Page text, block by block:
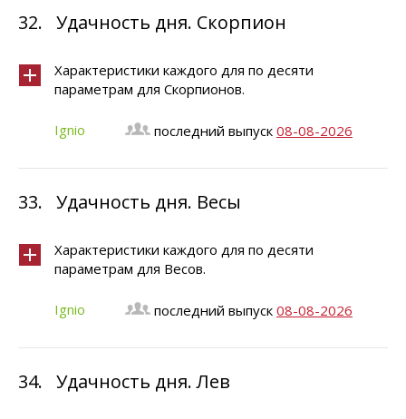
32. Удачность дня. Скорпион
Характеристики каждого для по десяти
параметрам для Скорпионов.
Ignio последний выпуск 08-08-2026
33. Удачность дня. Весы
Характеристики каждого для по десяти
параметрам для Весов.
Ignio последний выпуск 08-08-2026
34. Удачность дня. Лев